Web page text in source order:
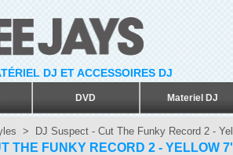
DJ ET ACCESSOIRES DJ
DVD Materiel DJ
> DJ Suspect - Cut The Funky Record 2 -
THE FUNKY RECORD 2 - YELLOW